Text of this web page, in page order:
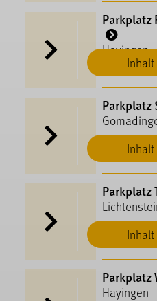
Parkplatz
Hayingen
Parkplatz
Parkplatz
Parkplatz
Hayingen